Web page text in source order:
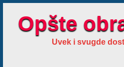
Opšte
Uvek i svugde